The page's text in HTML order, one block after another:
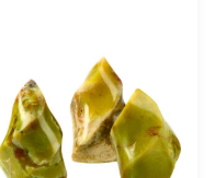
kan
gekozen
worden
op